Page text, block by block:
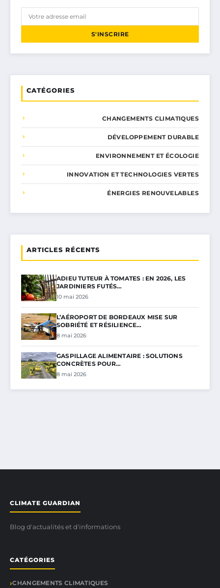
S'INSCRIRE
CATÉGORIES
CHANGEMENTS CLIMATIQUES
DÉVELOPPEMENT DURABLE
ENVIRONNEMENT ET ÉCOLOGIE
INNOVATION ET TECHNOLOGIES VERTES
ÉNERGIES RENOUVELABLES
ARTICLES RÉCENTS
ADIEU TUTEUR À TOMATES : EN 2026, LES
JARDINIERS FUTÉS…
10 mai 2026
L’AÉROPORT DE BORDEAUX MISE SUR
SOBRIÉTÉ ET RÉSILIENCE…
8 mai 2026
GASPILLAGE ALIMENTAIRE : SOLUTIONS
CONCRÈTES POUR…
8 mai 2026
CLIMATE GUARDIAN
Blog d'actualités et d'informations
CATÉGORIES
CHANGEMENTS CLIMATIQUES